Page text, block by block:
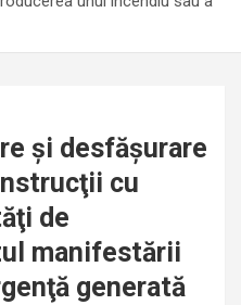
şi desfăşurare
cu
de
manifestării
generată